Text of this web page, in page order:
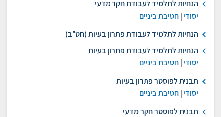
הנחיות לתלמיד לעבודת חקר מדעי
יסודי |חטיבת ביניים
הנחיות לתלמיד לעבודת פתרון בעיות (חט"ב)
הנחיות לתלמיד לעבודת פתרון בעיות
יסודי |חטיבת ביניים
תבנית לפוסטר פתרון בעיות
יסודי |חטיבת ביניים
תבנית לפוסטר חקר מדעי